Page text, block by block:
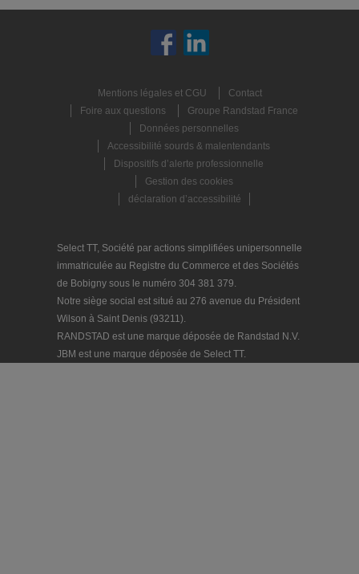
Mentions légales et CGU
Contact
Foire aux questions
Groupe Randstad France
Données personnelles
Accessibilité sourds & malentendants
Dispositifs d’alerte professionnelle
Gestion des cookies
déclaration d’accessibilité
Select TT, Société par actions simplifiées unipersonnelle
immatriculée au Registre du Commerce et des Sociétés
de Bobigny sous le numéro 304 381 379.
Notre siège social est situé au 276 avenue du Président
Wilson à Saint Denis (93211).
RANDSTAD est une marque déposée de Randstad N.V.
JBM est une marque déposée de Select TT.